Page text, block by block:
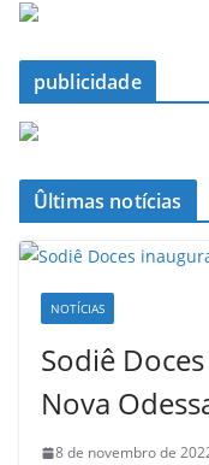
publicidade
Ûltimas notícias
NOTÍCIAS
Sodiê
Nova
8 de novembro de